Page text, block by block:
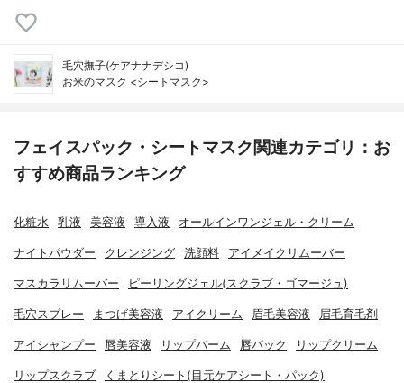
毛穴撫子(ケアナナデシコ)
お米のマスク <シートマスク>
フェイスパック・シートマスク関連カテゴリ：お
すすめ商品ランキング
化粧水 乳液 美容液 導入液 オールインワンジェル・クリーム
ナイトパウダー クレンジング 洗顔料 アイメイクリムーバー
マスカラリムーバー ピーリングジェル(スクラブ・ゴマージュ)
毛穴スプレー まつげ美容液 アイクリーム 眉毛美容液 眉毛育毛剤
アイシャンプー 唇美容液 リップバーム 唇パック リップクリーム
リップスクラブ くまとりシート(目元ケアシート・パック)